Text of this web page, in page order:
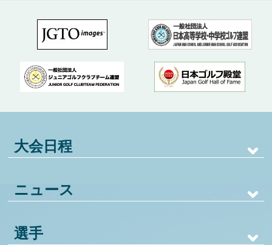
大会日程
ニュース
選手